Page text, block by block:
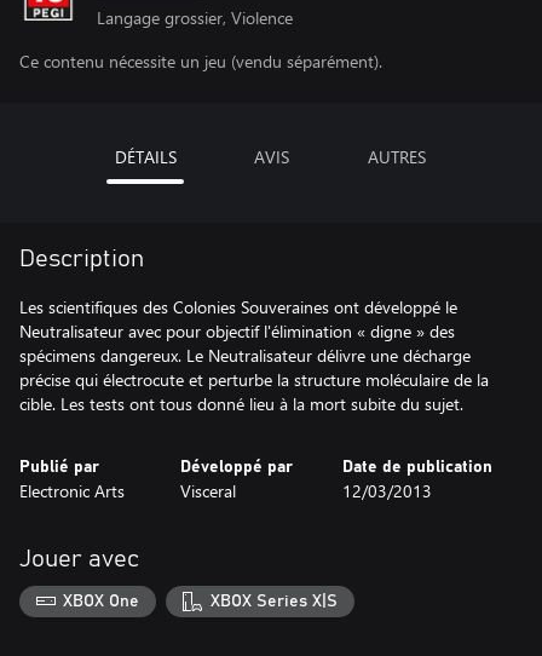
Langage grossier, Violence
Ce contenu nécessite un jeu (vendu séparément).
DÉTAILS AVIS AUTRES
Description
Les scientifiques des Colonies Souveraines ont développé le
Neutralisateur avec pour objectif l'élimination « digne » des
spécimens dangereux. Le Neutralisateur délivre une décharge
précise qui électrocute et perturbe la structure moléculaire de la
cible. Les tests ont tous donné lieu à la mort subite du sujet.
Publié par
Electronic Arts
Développé par
Visceral
Date de publication
12/03/2013
Jouer avec
XBOX One XBOX Series X|S